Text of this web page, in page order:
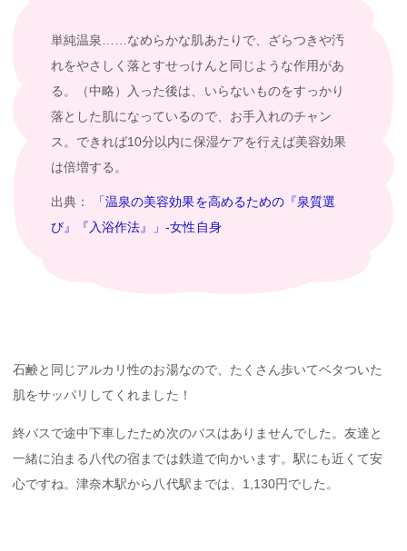
単純温泉……なめらかな肌あたりで、ざらつきや汚
れをやさしく落とすせっけんと同じような作用があ
る。（中略）入った後は、いらないものをすっかり
落とした肌になっているので、お手入れのチャン
ス。できれば10分以内に保湿ケアを行えば美容効果
は倍増する。
出典：
「温泉の美容効果を高めるための『泉質選
び』『入浴作法』」-女性自身
石鹸と同じアルカリ性のお湯なので、たくさん歩いてベタついた
肌をサッパリしてくれました！
終バスで途中下車したため次のバスはありませんでした。友達と
一緒に泊まる八代の宿までは鉄道で向かいます。駅にも近くて安
心ですね。津奈木駅から八代駅までは、1,130円でした。